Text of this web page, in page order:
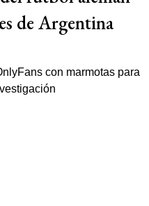
de Argentina